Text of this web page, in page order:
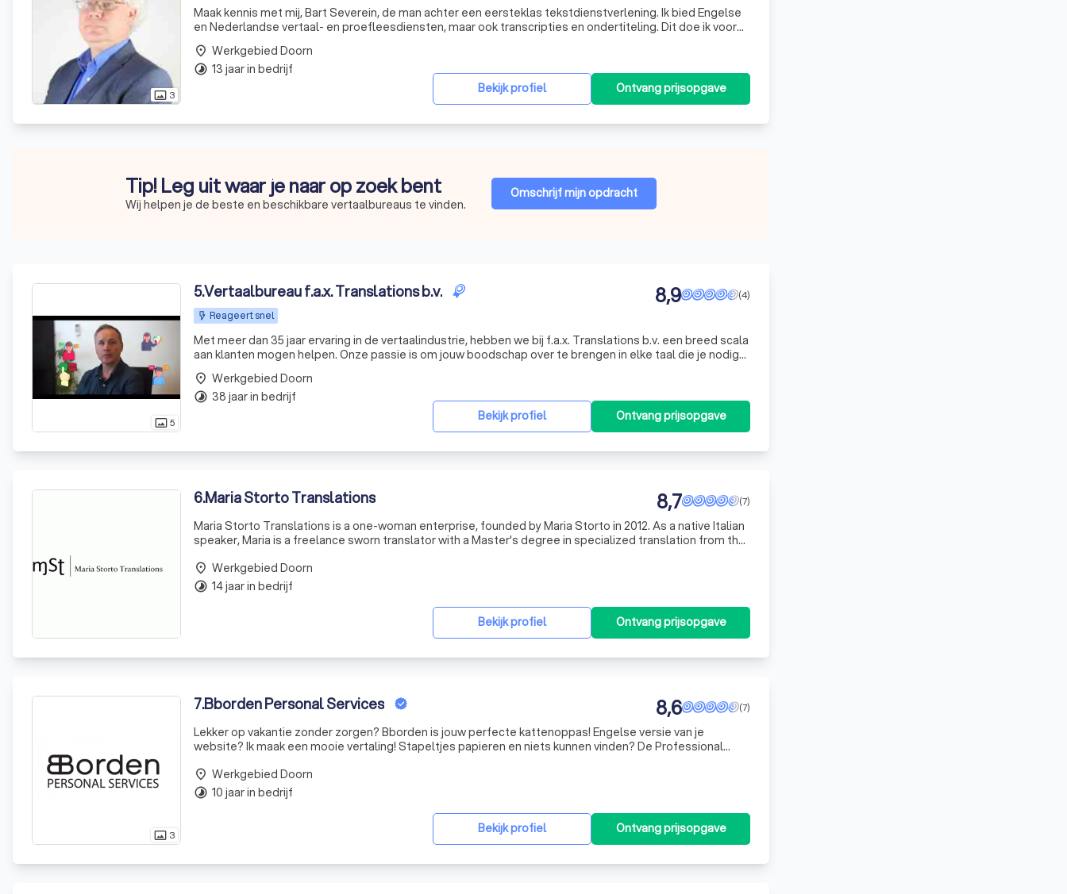
photo_size_select_actual 3
Maak kennis met mij, Bart Severein, de man achter een eersteklas tekstdienstverlening. Ik bied Engelse
en Nederlandse vertaal- en proefleesdiensten, maar ook transcripties en ondertiteling. Dit doe ik voor
beide talen, ik lever bijvoorbeeld zowel vertalingen uit het Engels naar het Nederlands, als a
Bekijk profiel Ontvang prijsopgave
place Werkgebied Doorn
timelapse 13 jaar in bedrijf
Tip! Leg uit waar je naar op zoek bent
Wij helpen je de beste en beschikbare vertaalbureaus te vinden.
Omschrijf mijn opdracht
photo_size_select_actual5
5.Vertaalbureau f.a.x. Translations b.v.
Reageert snel
(4)
8,9
Met meer dan 35 jaar ervaring in de vertaalindustrie, hebben we bij f.a.x. Translations b.v. een breed scala
aan klanten mogen helpen. Onze passie is om jouw boodschap over te brengen in elke taal die je nodig
hebt. Of je nu een enkel woord of een groot project in 26 verschillende talen wilt vertale
Bekijk profiel Ontvang prijsopgave
place Werkgebied Doorn
timelapse 38 jaar in bedrijf
6.Maria Storto Translations (7)
8,7
Maria Storto Translations is a one-woman enterprise, founded by Maria Storto in 2012. As a native Italian
speaker, Maria is a freelance sworn translator with a Master's degree in specialized translation from the
Bekijk profiel Ontvang prijsopgave
place Werkgebied Doorn
timelapse 14 jaar in bedrijf
photo_size_select_actual 3
7.Bborden Personal Services (7)
8,6
Lekker op vakantie zonder zorgen? Bborden is jouw perfecte kattenoppas! Engelse versie van je
website? Ik maak een mooie vertaling! Stapeltjes papieren en niets kunnen vinden? De Professional
muzikale om
Bekijk profiel Ontvang prijsopgave
place Werkgebied Doorn
timelapse 10 jaar in bedrijf